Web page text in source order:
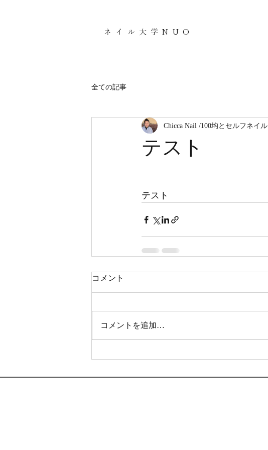
​ネイル大学NUO
全ての記事
テスト
Chicca Nail /100均とセルフネイル
テスト
コメント
コメントを追加…